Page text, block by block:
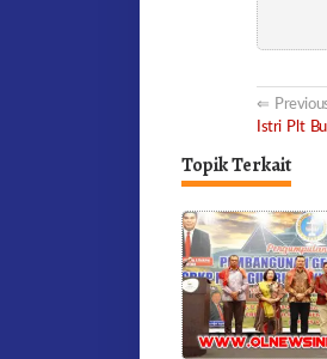
Post
Istri Plt
Topik Terkait